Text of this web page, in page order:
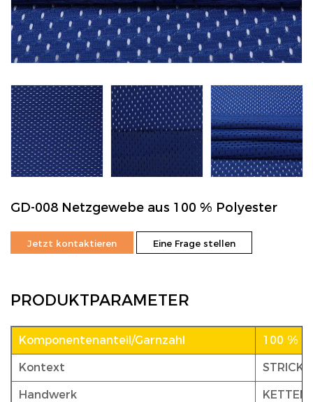
GD-008 Netzgewebe aus 100 % Polyester
Jetzt kontaktieren Eine Frage stellen
PRODUKTPARAMETER
Komponentenanteil/Garnzahl 100 %
Kontext
Handwerk